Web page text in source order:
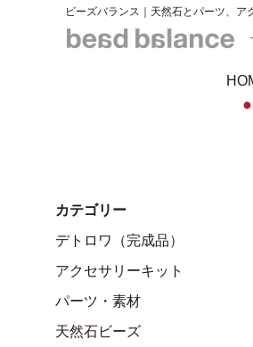
ビーズバランス｜天然石とパーツ、
●
カテゴリー
デトロワ（完成品）
アクセサリーキット
パーツ・素材
天然石ビーズ